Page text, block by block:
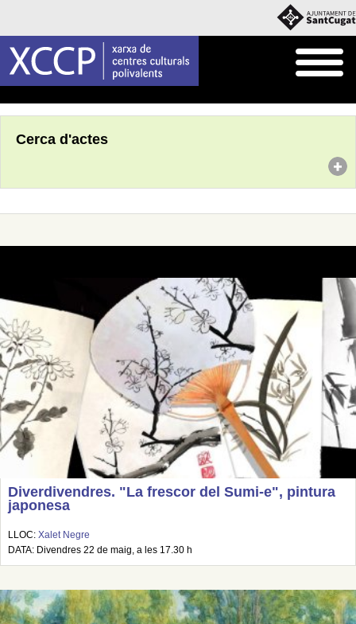
Cerca d'actes
Diverdivendres. "La frescor del Sumi-e", pintura
japonesa
LLOC: Xalet Negre
DATA: Divendres 22 de maig, a les 17.30 h